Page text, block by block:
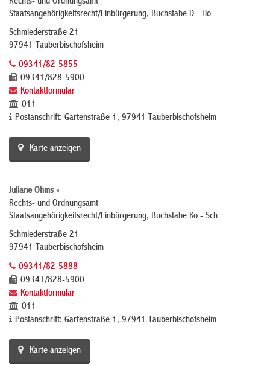
Staatsangehörigkeitsrecht/Einbürgerung, Buchstabe D - Ho
Schmiederstraße 21
97941 Tauberbischofsheim
09341/82-5855
09341/828-5900
Kontaktformular
011
Postanschrift: Gartenstraße 1, 97941 Tauberbischofsheim
Karte anzeigen
Juliane Ohms »
Rechts- und Ordnungsamt
Staatsangehörigkeitsrecht/Einbürgerung, Buchstabe Ko - Sch
Schmiederstraße 21
97941 Tauberbischofsheim
09341/82-5888
09341/828-5900
Kontaktformular
011
Postanschrift: Gartenstraße 1, 97941 Tauberbischofsheim
Karte anzeigen